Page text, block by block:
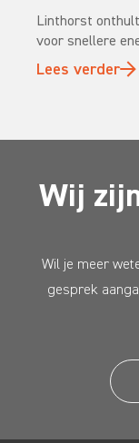
Linthorst
voor snellere
Lees verder
Wij
Wil je meer
gesprek